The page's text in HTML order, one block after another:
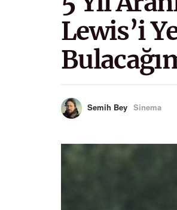
Lewis’i
Semih Bey Sinema